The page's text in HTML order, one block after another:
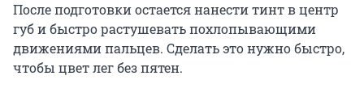
После подготовки остается нанести тинт в центр
губ и быстро растушевать похлопывающими
движениями пальцев. Сделать это нужно быстро,
чтобы цвет лег без пятен.